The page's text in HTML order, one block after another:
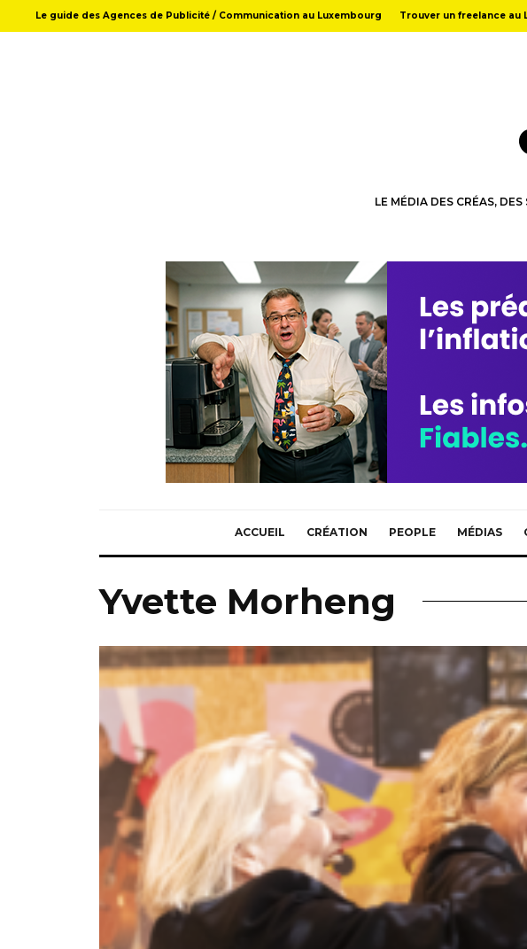
Le guide des Agences de Publicité / Communication au Luxembourg Trouver un freelance au
LE MÉDIA DES CRÉAS,
ACCUEIL CRÉATION PEOPLE MÉDIAS
Yvette Morheng